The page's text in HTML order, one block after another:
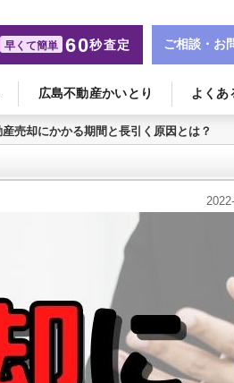
広島不動産かいとり よくあ
早くて簡単 60秒査定 ご相談・お
産売却にかかる期間と長引く原因とは？